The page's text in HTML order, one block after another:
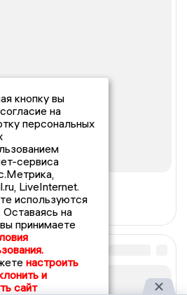
кнопку вы
на
персональных
сервиса
LiveInternet.
используются
на
принимаете
настроить
и
сайт